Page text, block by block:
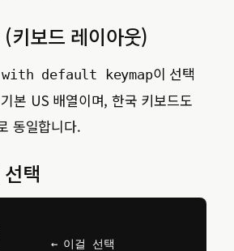
보드 레이아웃)
default keymap이 선택
본 US 배열이며, 한국 키보드도
동일합니다.
택
← 이걸 선택